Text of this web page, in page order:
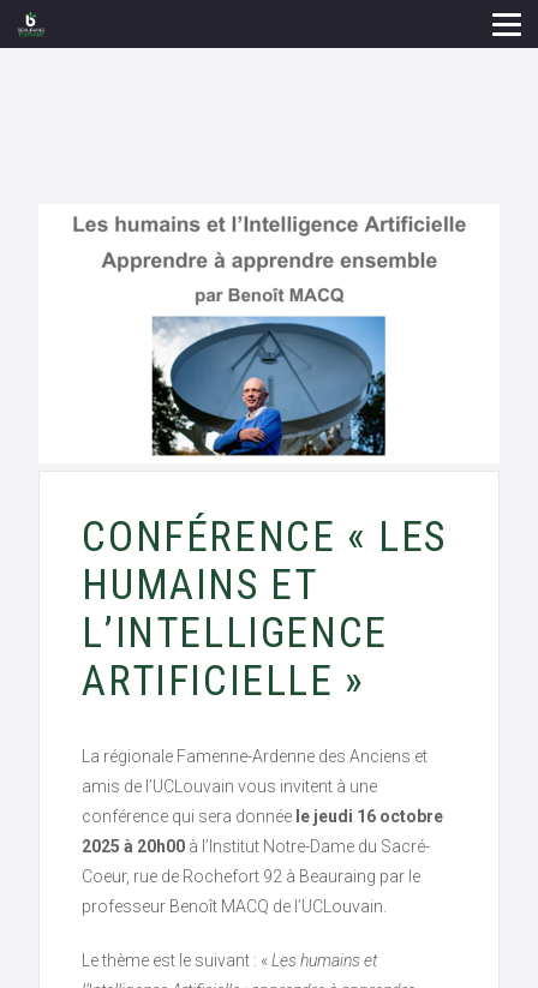
CONFÉRENCE « LES
HUMAINS ET
L’INTELLIGENCE
ARTIFICIELLE »
La régionale Famenne-Ardenne des Anciens et
amis de l’UCLouvain vous invitent à une
conférence qui sera donnée le jeudi 16 octobre
2025 à 20h00 à l’Institut Notre-Dame du Sacré-
Coeur, rue de Rochefort 92 à Beauraing par le
professeur Benoît MACQ de l’UCLouvain.
Le thème est le suivant : «Les humains et